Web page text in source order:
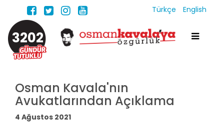
Türkçe English
3202
Osman Kavala'nın
Avukatlarından Açıklama
4 Ağustos 2021